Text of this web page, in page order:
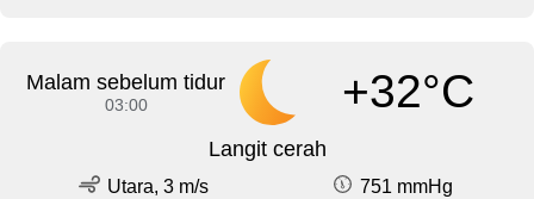
Malam sebelum tidur
03:00 +32°C
Langit cerah
Utara, 3 m/s
751 mmHg